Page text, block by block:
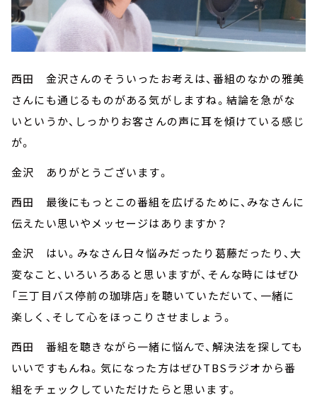
西田 金沢さんのそういったお考えは、番組のなかの雅美
さんにも通じるものがある気がしますね。結論を急がな
いというか、しっかりお客さんの声に耳を傾けている感じ
が。
金沢 ありがとうございます。
西田 最後にもっとこの番組を広げるために、みなさんに
伝えたい思いやメッセージはありますか？
金沢 はい。みなさん日々悩みだったり葛藤だったり、大
変なこと、いろいろあると思いますが、そんな時にはぜひ
「三丁目バス停前の珈琲店」を聴いていただいて、一緒に
楽しく、そして心をほっこりさせましょう。
西田 番組を聴きながら一緒に悩んで、解決法を探しても
いいですもんね。気になった方はぜひTBSラジオから番
組をチェックしていただけたらと思います。